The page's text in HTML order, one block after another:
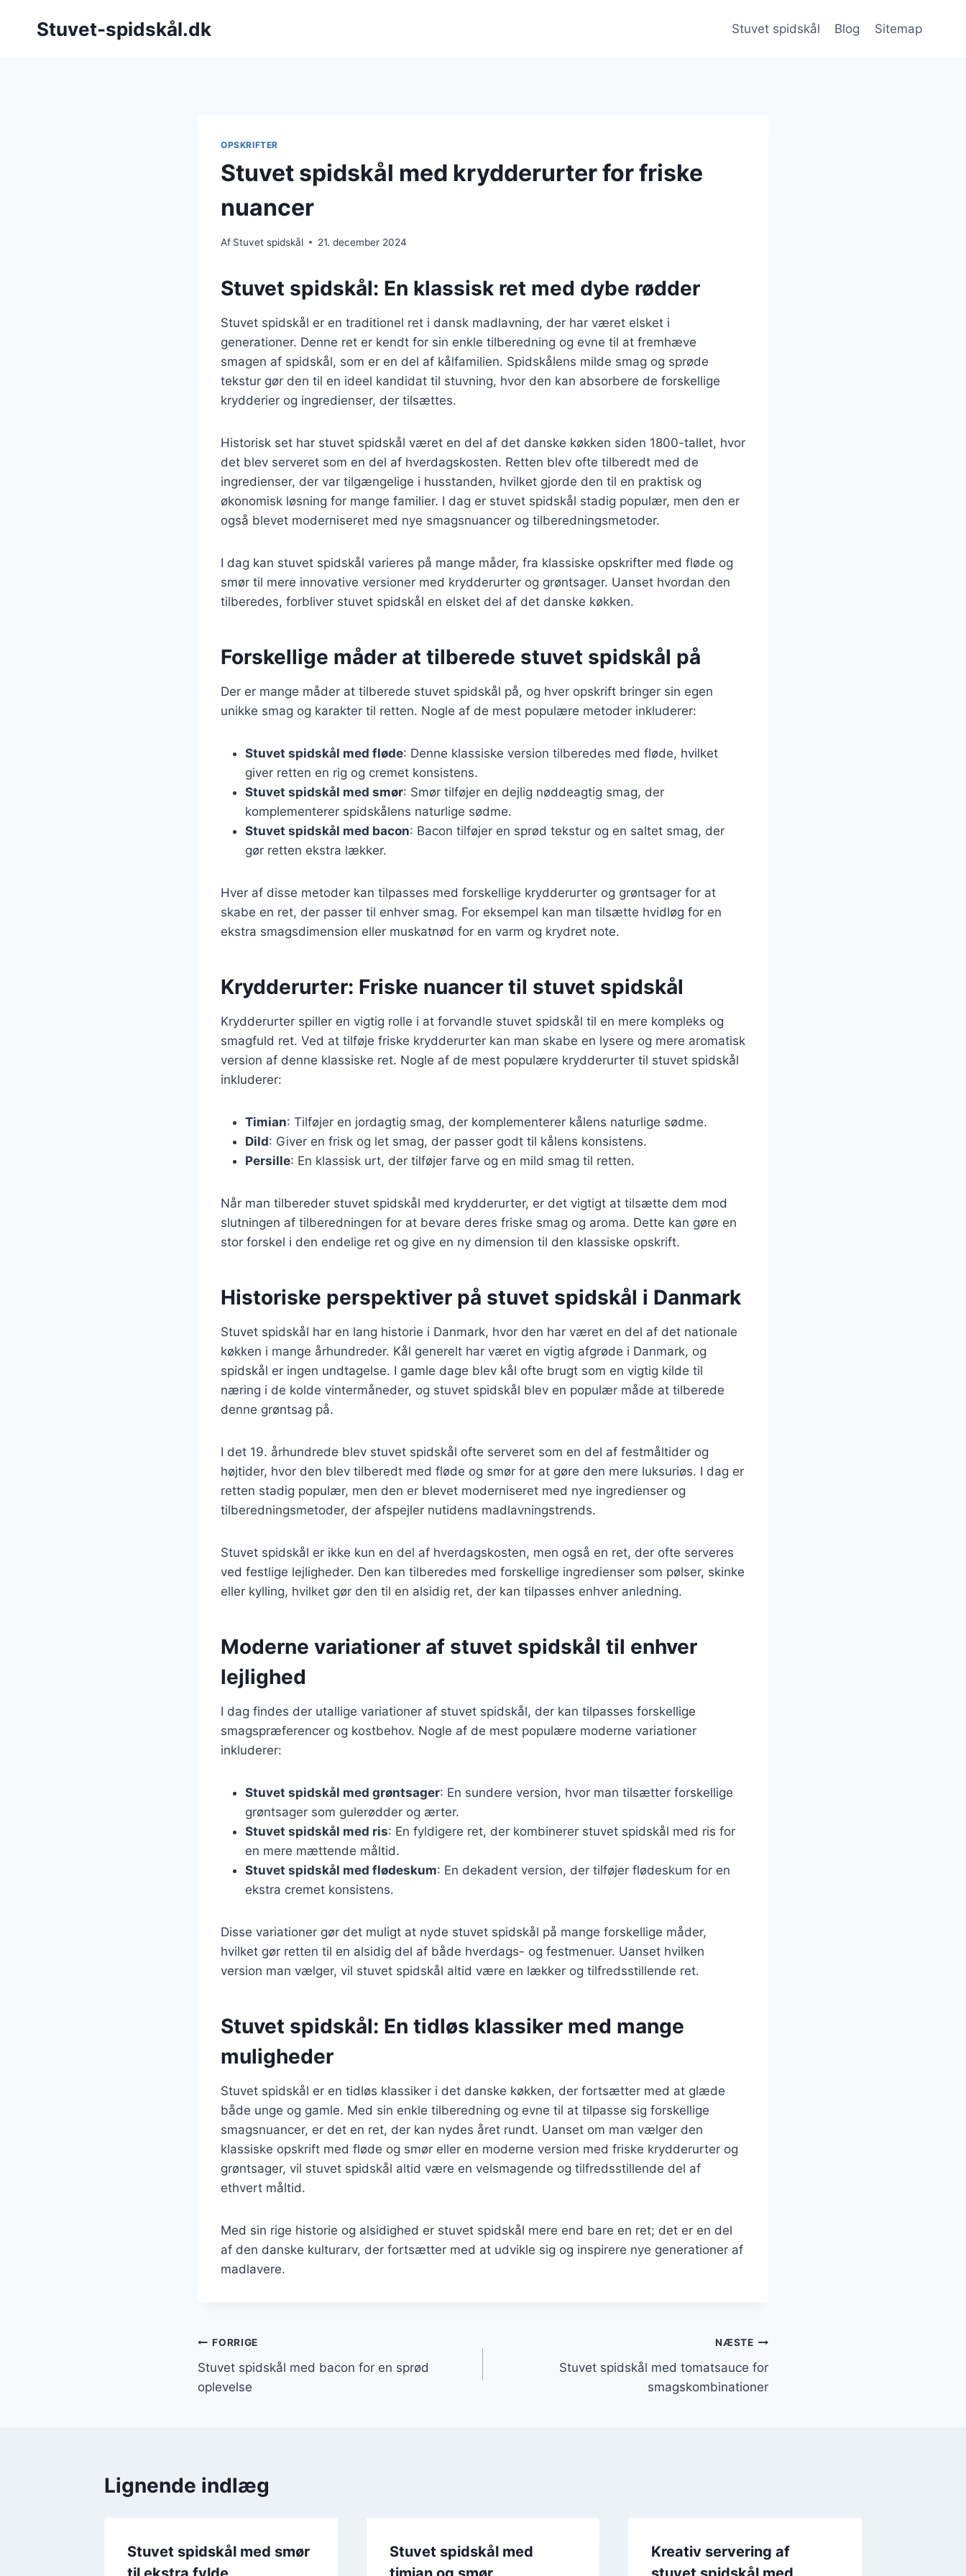
Stuvet-spidskål.dk Stuvet spidskål Blog Sitemap
OPSKRIFTER
Stuvet spidskål med krydderurter for friske
nuancer
Af Stuvet spidskål 21. december 2024
Stuvet spidskål: En klassisk ret med dybe rødder
Stuvet spidskål er en traditionel ret i dansk madlavning, der har været elsket i
generationer. Denne ret er kendt for sin enkle tilberedning og evne til at fremhæve
smagen af spidskål, som er en del af kålfamilien. Spidskålens milde smag og sprøde
tekstur gør den til en ideel kandidat til stuvning, hvor den kan absorbere de forskellige
krydderier og ingredienser, der tilsættes.
Historisk set har stuvet spidskål været en del af det danske køkken siden 1800-tallet, hvor
det blev serveret som en del af hverdagskosten. Retten blev ofte tilberedt med de
ingredienser, der var tilgængelige i husstanden, hvilket gjorde den til en praktisk og
økonomisk løsning for mange familier. I dag er stuvet spidskål stadig populær, men den er
også blevet moderniseret med nye smagsnuancer og tilberedningsmetoder.
I dag kan stuvet spidskål varieres på mange måder, fra klassiske opskrifter med fløde og
smør til mere innovative versioner med krydderurter og grøntsager. Uanset hvordan den
tilberedes, forbliver stuvet spidskål en elsket del af det danske køkken.
Forskellige måder at tilberede stuvet spidskål på
Der er mange måder at tilberede stuvet spidskål på, og hver opskrift bringer sin egen
unikke smag og karakter til retten. Nogle af de mest populære metoder inkluderer:
Stuvet spidskål med fløde: Denne klassiske version tilberedes med fløde, hvilket
giver retten en rig og cremet konsistens.
Stuvet spidskål med smør: Smør tilføjer en dejlig nøddeagtig smag, der
komplementerer spidskålens naturlige sødme.
Stuvet spidskål med bacon: Bacon tilføjer en sprød tekstur og en saltet smag, der
gør retten ekstra lækker.
Hver af disse metoder kan tilpasses med forskellige krydderurter og grøntsager for at
skabe en ret, der passer til enhver smag. For eksempel kan man tilsætte hvidløg for en
ekstra smagsdimension eller muskatnød for en varm og krydret note.
Krydderurter: Friske nuancer til stuvet spidskål
Krydderurter spiller en vigtig rolle i at forvandle stuvet spidskål til en mere kompleks og
smagfuld ret. Ved at tilføje friske krydderurter kan man skabe en lysere og mere aromatisk
version af denne klassiske ret. Nogle af de mest populære krydderurter til stuvet spidskål
inkluderer:
Timian: Tilføjer en jordagtig smag, der komplementerer kålens naturlige sødme.
Dild: Giver en frisk og let smag, der passer godt til kålens konsistens.
Persille: En klassisk urt, der tilføjer farve og en mild smag til retten.
Når man tilbereder stuvet spidskål med krydderurter, er det vigtigt at tilsætte dem mod
slutningen af tilberedningen for at bevare deres friske smag og aroma. Dette kan gøre en
stor forskel i den endelige ret og give en ny dimension til den klassiske opskrift.
Historiske perspektiver på stuvet spidskål i Danmark
Stuvet spidskål har en lang historie i Danmark, hvor den har været en del af det nationale
køkken i mange århundreder. Kål generelt har været en vigtig afgrøde i Danmark, og
spidskål er ingen undtagelse. I gamle dage blev kål ofte brugt som en vigtig kilde til
næring i de kolde vintermåneder, og stuvet spidskål blev en populær måde at tilberede
denne grøntsag på.
I det 19. århundrede blev stuvet spidskål ofte serveret som en del af festmåltider og
højtider, hvor den blev tilberedt med fløde og smør for at gøre den mere luksuriøs. I dag er
retten stadig populær, men den er blevet moderniseret med nye ingredienser og
tilberedningsmetoder, der afspejler nutidens madlavningstrends.
Stuvet spidskål er ikke kun en del af hverdagskosten, men også en ret, der ofte serveres
ved festlige lejligheder. Den kan tilberedes med forskellige ingredienser som pølser, skinke
eller kylling, hvilket gør den til en alsidig ret, der kan tilpasses enhver anledning.
Moderne variationer af stuvet spidskål til enhver
lejlighed
I dag findes der utallige variationer af stuvet spidskål, der kan tilpasses forskellige
smagspræferencer og kostbehov. Nogle af de mest populære moderne variationer
inkluderer:
Stuvet spidskål med grøntsager: En sundere version, hvor man tilsætter forskellige
grøntsager som gulerødder og ærter.
Stuvet spidskål med ris: En fyldigere ret, der kombinerer stuvet spidskål med ris for
en mere mættende måltid.
Stuvet spidskål med flødeskum: En dekadent version, der tilføjer flødeskum for en
ekstra cremet konsistens.
Disse variationer gør det muligt at nyde stuvet spidskål på mange forskellige måder,
hvilket gør retten til en alsidig del af både hverdags- og festmenuer. Uanset hvilken
version man vælger, vil stuvet spidskål altid være en lækker og tilfredsstillende ret.
Stuvet spidskål: En tidløs klassiker med mange
muligheder
Stuvet spidskål er en tidløs klassiker i det danske køkken, der fortsætter med at glæde
både unge og gamle. Med sin enkle tilberedning og evne til at tilpasse sig forskellige
smagsnuancer, er det en ret, der kan nydes året rundt. Uanset om man vælger den
klassiske opskrift med fløde og smør eller en moderne version med friske krydderurter og
grøntsager, vil stuvet spidskål altid være en velsmagende og tilfredsstillende del af
ethvert måltid.
Med sin rige historie og alsidighed er stuvet spidskål mere end bare en ret; det er en del
af den danske kulturarv, der fortsætter med at udvikle sig og inspirere nye generationer af
madlavere.
Indlægsnavigation
FORRIGE
Stuvet spidskål med bacon for en sprød
oplevelse
NÆSTE
Stuvet spidskål med tomatsauce for
smagskombinationer
Lignende indlæg
Stuvet spidskål med smør
Stuvet spidskål med
Kreativ servering af